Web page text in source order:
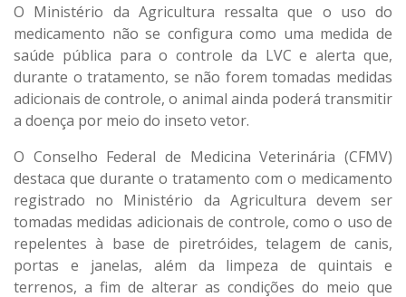
O Ministério da Agricultura ressalta que o uso do
medicamento não se configura como uma medida de
saúde pública para o controle da LVC e alerta que,
durante o tratamento, se não forem tomadas medidas
adicionais de controle, o animal ainda poderá transmitir
a doença por meio do inseto vetor.
O Conselho Federal de Medicina Veterinária (CFMV)
destaca que durante o tratamento com o medicamento
registrado no Ministério da Agricultura devem ser
tomadas medidas adicionais de controle, como o uso de
repelentes à base de piretróides, telagem de canis,
portas e janelas, além da limpeza de quintais e
terrenos, a fim de alterar as condições do meio que